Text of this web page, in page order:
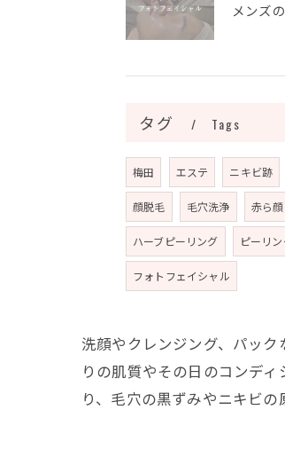
タグ Tags
梅田 エステ ニキビ跡
顔脱毛 毛穴洗浄 赤ら顔
ハーブピーリング ピーリ
フォトフェイシャル
洗顔やクレンジング、パッ
りの肌質やその日のコンデ
り、毛穴の黒ずみやニキビ